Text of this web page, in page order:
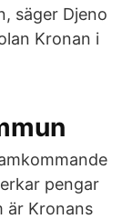
säger Djeno
Kronan i
pengar
är Kronans